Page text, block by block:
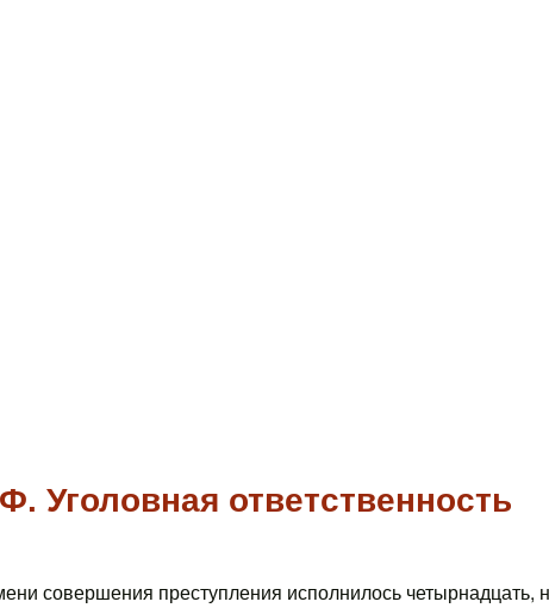
Уголовная ответственность
совершения преступления исполнилось четырнадцать,